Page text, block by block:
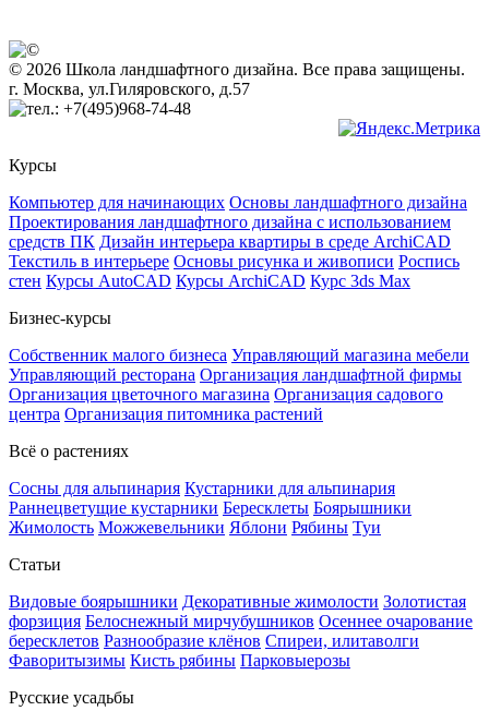
© 2026 Школа ландшафтного дизайна. Все права защищены.
г. Москва, ул.Гиляровского, д.57
+7(495)968-74-48
Курсы
Компьютер для начинающих Основы ландшафтного дизайна
Проектирования ландшафтного дизайна с использованием
средств ПК Дизайн интерьера квартиры в среде ArchiCAD
Текстиль в интерьере Основы рисунка и живописи Роспись
стен Курсы AutoCAD Курсы ArchiCAD Курс 3ds Max
Бизнес-курсы
Собственник малого бизнеса Управляющий магазина мебели
Управляющий ресторана Организация ландшафтной фирмы
Организация цветочного магазина Организация садового
центра Организация питомника растений
Всё о растениях
Сосны для альпинария Кустарники для альпинария
Раннецветущие кустарники Бересклеты Боярышники
Жимолость Можжевельники Яблони Рябины Туи
Статьи
Видовые боярышники Декоративные жимолости Золотистая
форзиция Белоснежный мирчубушников Осеннее очарование
бересклетов Разнообразие клёнов Спиреи, илитаволги
Фаворитызимы Кисть рябины Парковыерозы
Русские усадьбы